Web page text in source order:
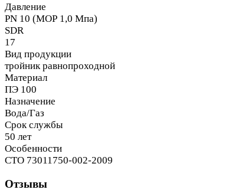
Давление
PN 10 (МОР 1,0 Мпа)
SDR
17
Вид продукции
тройник равнопроходной
Материал
ПЭ 100
Назначение
Вода/Газ
Срок службы
50 лет
Особенности
СТО 73011750-002-2009
Отзывы